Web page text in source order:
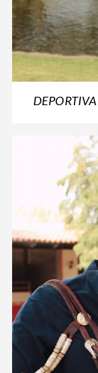
DEPORTIVA